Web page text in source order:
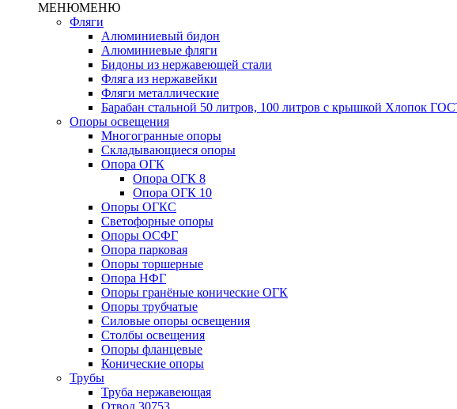
МЕНЮМЕНЮ
Фляги
Алюминиевый бидон
Алюминиевые фляги
Бидоны из нержавеющей стали
Фляга из нержавейки
Фляги металлические
Барабан стальной 50 литров, 100 литров с крышкой Хлопок
Опоры освещения
Многогранные опоры
Складывающиеся опоры
Опора ОГК
Опора ОГК 8
Опора ОГК 10
Опоры ОГКС
Светофорные опоры
Опоры ОСФГ
Опора парковая
Опоры торшерные
Опора НФГ
Опоры гранёные конические ОГК
Опоры трубчатые
Силовые опоры освещения
Столбы освещения
Опоры фланцевые
Конические опоры
Трубы
Труба нержавеющая
Отвод 30753